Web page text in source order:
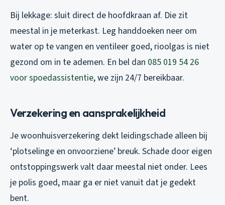
Bij lekkage: sluit direct de hoofdkraan af. Die zit
meestal in je meterkast. Leg handdoeken neer om
water op te vangen en ventileer goed, rioolgas is niet
gezond om in te ademen. En bel dan 085 019 54 26
voor spoedassistentie, we zijn 24/7 bereikbaar.
Verzekering en aansprakelijkheid
Je woonhuisverzekering dekt leidingschade alleen bij
‘plotselinge en onvoorziene’ breuk. Schade door eigen
ontstoppingswerk valt daar meestal niet onder. Lees
je polis goed, maar ga er niet vanuit dat je gedekt
bent.